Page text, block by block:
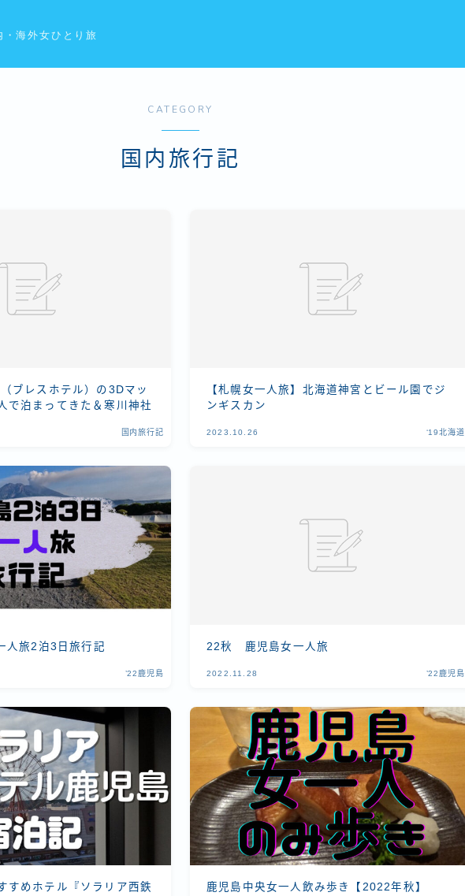
・海外女ひとり旅
CATEGORY
国内旅行記
ブレスホテル）の3Dマッ
で泊まってきた＆寒川神社
国内旅行記
【札幌女一人旅】北海道神宮とビール園でジ
ンギスカン
2023.10.26 ‘19北海道
旅2泊3日旅行記
’22鹿児島
22秋 鹿児島女一人旅
2022.11.28 ’22鹿児島
すめホテル『ソラリア西鉄
鹿児島中央女一人飲み歩き【2022年秋】